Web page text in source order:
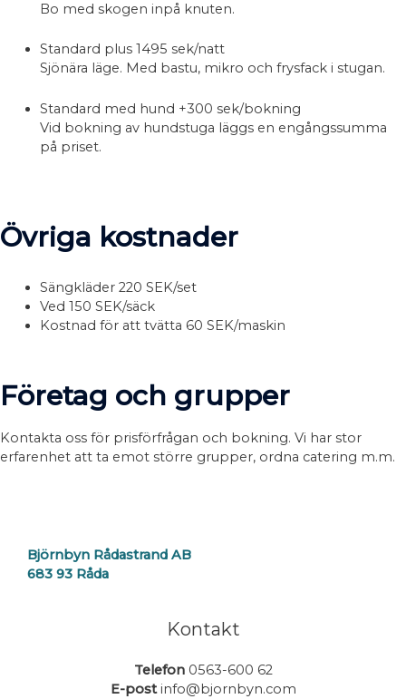
Bo med skogen inpå knuten.
Standard plus 1495 sek/natt
Sjönära läge. Med bastu, mikro och frysfack i stugan.
Standard med hund +300 sek/bokning
Vid bokning av hundstuga läggs en engångssumma
på priset.
Övriga kostnader
Sängkläder 220 SEK/set
Ved 150 SEK/säck
Kostnad för att tvätta 60 SEK/maskin
Företag och grupper
Kontakta oss för prisförfrågan och bokning. Vi har stor
erfarenhet att ta emot större grupper, ordna catering m.m.
Björnbyn Rådastrand AB
683 93 Råda
Kontakt
Telefon0563-600 62
E-postinfo@bjornbyn.com